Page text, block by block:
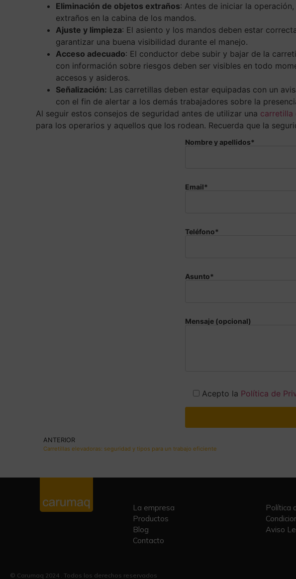
Eliminación de objetos extraños: Antes de iniciar la
extraños en la cabina de los mandos.
Ajuste y limpieza: El asiento y los mandos deben estar
garantizar una buena visibilidad durante el manejo.
Acceso adecuado: El conductor debe subir y bajar de la
con información sobre riesgos deben ser visibles en todo
accesos y asideros.
Señalización: Las carretillas deben estar equipadas con un
con el fin de alertar a los demás trabajadores sobre la
Al seguir estos consejos de seguridad antes de utilizar una carretilla
para los operarios y aquellos que los rodean. Recuerda que la
Nombre y apellidos*
Email*
Teléfono*
Asunto*
Mensaje (opcional)
Acepto la Política de
ANTERIOR
Carretillas elevadoras: seguridad y tipos para un trabajo eficiente
La empresa
Productos
Blog
Contacto
Política
Aviso
© Carumaq 2024 . Todos los derechos reservados